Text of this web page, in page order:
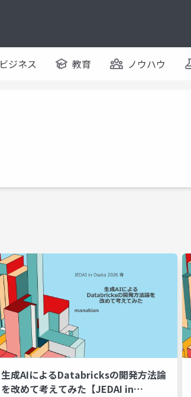
ビジネス 教育 ノウハウ
生成AIによるDatabricksの開発方法論
を改めて考えてみた【JEDAI in